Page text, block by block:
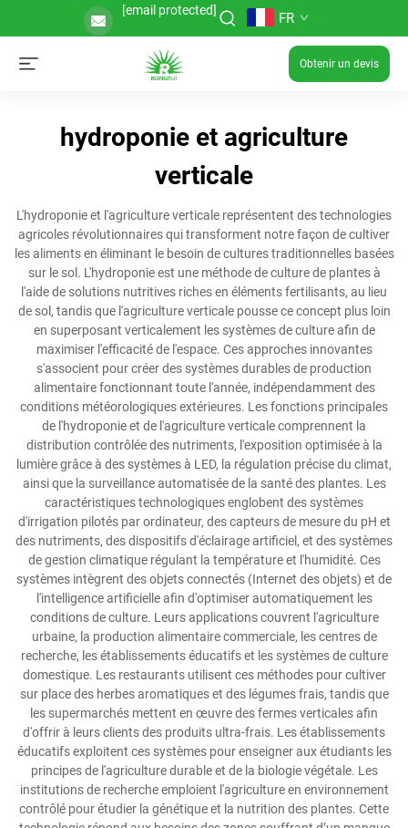
[email protected] FR
Obtenir un devis
hydroponie et agriculture
verticale
L'hydroponie et l'agriculture verticale représentent des technologies
agricoles révolutionnaires qui transforment notre façon de cultiver
les aliments en éliminant le besoin de cultures traditionnelles basées
sur le sol. L'hydroponie est une méthode de culture de plantes à
l'aide de solutions nutritives riches en éléments fertilisants, au lieu
de sol, tandis que l'agriculture verticale pousse ce concept plus loin
en superposant verticalement les systèmes de culture afin de
maximiser l'efficacité de l'espace. Ces approches innovantes
s'associent pour créer des systèmes durables de production
alimentaire fonctionnant toute l'année, indépendamment des
conditions météorologiques extérieures. Les fonctions principales
de l'hydroponie et de l'agriculture verticale comprennent la
distribution contrôlée des nutriments, l'exposition optimisée à la
lumière grâce à des systèmes à LED, la régulation précise du climat,
ainsi que la surveillance automatisée de la santé des plantes. Les
caractéristiques technologiques englobent des systèmes
d'irrigation pilotés par ordinateur, des capteurs de mesure du pH et
des nutriments, des dispositifs d'éclairage artificiel, et des systèmes
de gestion climatique régulant la température et l'humidité. Ces
systèmes intègrent des objets connectés (Internet des objets) et de
l'intelligence artificielle afin d'optimiser automatiquement les
conditions de culture. Leurs applications couvrent l'agriculture
urbaine, la production alimentaire commerciale, les centres de
recherche, les établissements éducatifs et les systèmes de culture
domestique. Les restaurants utilisent ces méthodes pour cultiver
sur place des herbes aromatiques et des légumes frais, tandis que
les supermarchés mettent en œuvre des fermes verticales afin
d'offrir à leurs clients des produits ultra-frais. Les établissements
éducatifs exploitent ces systèmes pour enseigner aux étudiants les
principes de l'agriculture durable et de la biologie végétale. Les
institutions de recherche emploient l'agriculture en environnement
contrôlé pour étudier la génétique et la nutrition des plantes. Cette